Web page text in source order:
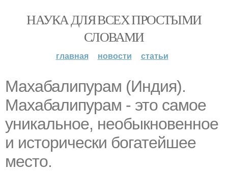
НАУКА ДЛЯ ВСЕХ ПРОСТЫМИ
СЛОВАМИ
главная новости статьи
Махабалипурам (Индия).
Махабалипурам - это самое
уникальное, необыкновенное
и исторически богатейшее
место.